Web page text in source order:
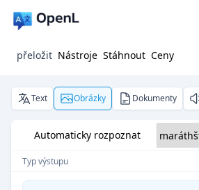
přeložit Nástroje Stáhnout Ceny
Text Obrázky Dokumenty
Automaticky rozpoznat
Typ výstupu